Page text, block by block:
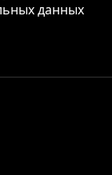
данных